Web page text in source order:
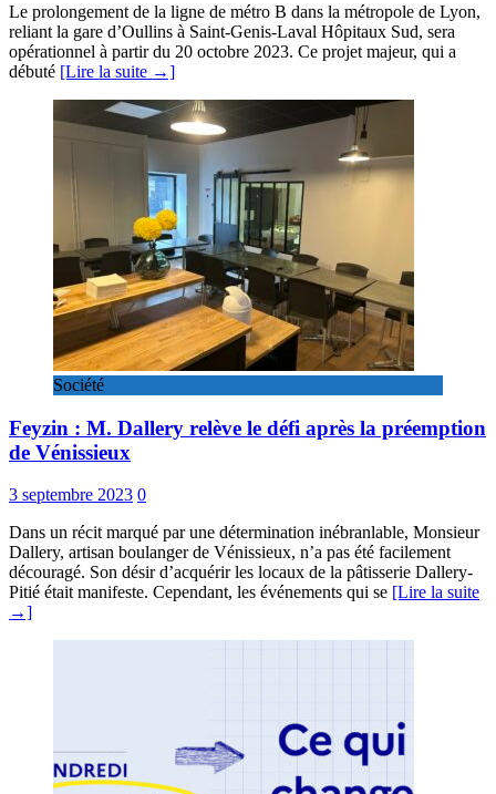
Le prolongement de la ligne de métro B dans la métropole de Lyon,
reliant la gare d’Oullins à Saint-Genis-Laval Hôpitaux Sud, sera
opérationnel à partir du 20 octobre 2023. Ce projet majeur, qui a
débuté [Lire la suite →]
Société
Feyzin : M. Dallery relève le défi après la préemption
de Vénissieux
3 septembre 2023 0
Dans un récit marqué par une détermination inébranlable, Monsieur
Dallery, artisan boulanger de Vénissieux, n’a pas été facilement
découragé. Son désir d’acquérir les locaux de la pâtisserie Dallery-
Pitié était manifeste. Cependant, les événements qui se [Lire la suite
→]